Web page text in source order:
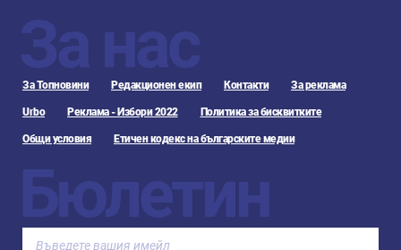
За нас
За Топновини Редакционен екип Контакти За реклама
Urbo Реклама - Избори 2022 Политика за бисквитките
Общи условия Етичен кодекс на българските медии
Бюлетин